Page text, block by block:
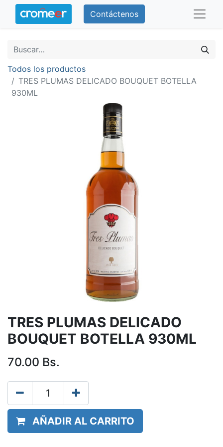
Contáctenos
Todos los productos
TRES PLUMAS DELICADO BOUQUET BOTELLA
930ML
TRES PLUMAS DELICADO
BOUQUET BOTELLA 930ML
70.00 Bs.
AÑADIR AL CARRITO